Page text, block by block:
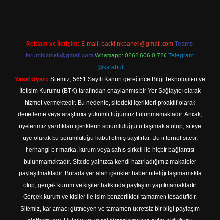
Reklam ve İletişim: E-mail: backlinkpaneli@gmail.com Teams:
forumhizmeti@gmail.com Whatsapp: 0262 606 0 726 Telegram:
@karabul
Yasal Uyarı: Sitemiz, 5651 Sayılı Kanun gereğince Bilgi Teknolojileri ve
İletişim Kurumu (BTK) tarafından onaylanmış bir Yer Sağlayıcı olarak
hizmet vermektedir. Bu nedenle, sitedeki içerikleri proaktif olarak
denetleme veya araştırma yükümlülüğümüz bulunmamaktadır. Ancak,
üyelerimiz yazdıkları içeriklerin sorumluluğunu taşımakta olup, siteye
üye olarak bu sorumluluğu kabul etmiş sayılırlar. Bu internet sitesi,
herhangi bir marka, kurum veya şahıs şirketi ile hiçbir bağlantısı
bulunmamaktadır. Sitede yalnızca kendi hazırladığımız makaleler
paylaşılmaktadır. Burada yer alan içerikler haber niteliği taşımamakta
olup, gerçek kurum ve kişiler hakkında paylaşım yapılmamaktadır.
Gerçek kurum ve kişiler ile isim benzerlikleri tamamen tesadüfidir.
Sitemiz, kar amacı gütmeyen ve tamamen ücretsiz bir bilgi paylaşım